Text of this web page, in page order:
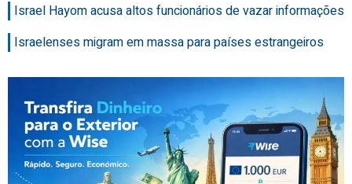
Israel Hayom acusa altos funcionários de vazar informações
Israelenses migram em massa para países estrangeiros